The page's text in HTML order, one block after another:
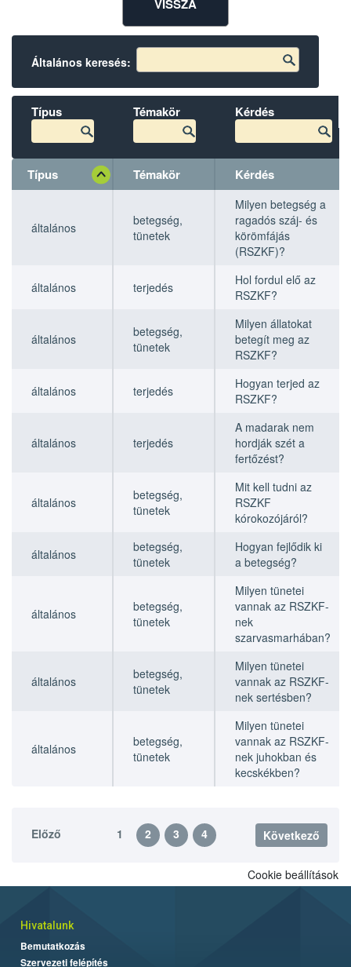
VISSZA
Általános keresés:
Típus Témakör Kérdés
Típus Témakör
Kérdés
Kérdés
Kérdés
általános
betegség,
tünetek
Milyen betegség a
ragadós száj- és
körömfájás
(RSZKF)?
általános terjedés
Hol fordul elő az
RSZKF?
általános
betegség,
tünetek
Milyen állatokat
betegít meg az
RSZKF?
általános terjedés
Hogyan terjed az
RSZKF?
általános terjedés
A madarak nem
hordják szét a
fertőzést?
általános
betegség,
tünetek
Mit kell tudni az
RSZKF
kórokozójáról?
általános
betegség,
tünetek
Hogyan fejlődik ki
a betegség?
általános
betegség,
tünetek
Milyen tünetei
vannak az RSZKF-
nek
szarvasmarhában?
általános
betegség,
tünetek
Milyen tünetei
vannak az RSZKF-
nek sertésben?
általános
betegség,
tünetek
Milyen tünetei
vannak az RSZKF-
nek juhokban és
kecskékben?
Előző 1 2 3 4 Következő
Cookie beállítások
Hivatalunk
Bemutatkozás
Szervezeti felépítés